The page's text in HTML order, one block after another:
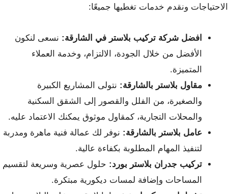
الاحتياجات ونقدم خدمات تغطيها جميعًا:
افضل شركة تركيب بلاستر في الشارقة: نسعى لنكون
الأفضل من خلال الجودة، الالتزام، وخدمة العملاء
المتميزة.
مقاول بلاستر بالشارقة: نتولى المشاريع الكبيرة
والصغيرة، من الفلل والقصور إلى الشقق السكنية
والمحلات التجارية، كمقاول موثوق يمكنك الاعتماد عليه.
عامل بلاستر بالشارقة: نوفر لك عمالة فنية ماهرة ومدربة
لتنفيذ المهام المطلوبة بكفاءة عالية.
تركيب جدران بلاستر بورد: حلول عصرية وسريعة لتقسيم
المساحات وإضافة لمسات ديكورية مبتكرة.